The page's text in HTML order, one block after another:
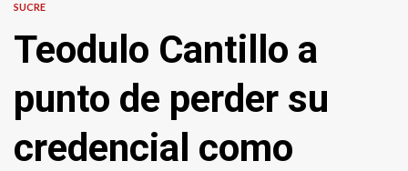
SUCRE
Teodulo Cantillo a
punto de perder su
credencial como